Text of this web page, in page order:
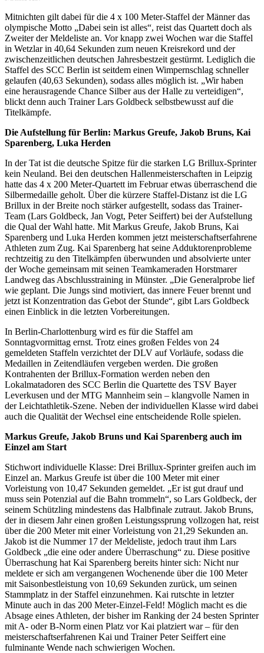
Mitnichten gilt dabei für die 4 x 100 Meter-Staffel der Männer das
olympische Motto „Dabei sein ist alles“, reist das Quartett doch als
Zweiter der Meldeliste an. Vor knapp zwei Wochen war die Staffel
in Wetzlar in 40,64 Sekunden zum neuen Kreisrekord und der
zwischenzeitlichen deutschen Jahresbestzeit gestürmt. Lediglich die
Staffel des SCC Berlin ist seitdem einen Wimpernschlag schneller
gelaufen (40,63 Sekunden), sodass alles möglich ist. „Wir haben
eine herausragende Chance Silber aus der Halle zu verteidigen“,
blickt denn auch Trainer Lars Goldbeck selbstbewusst auf die
Titelkämpfe.
Die Aufstellung für Berlin: Markus Greufe, Jakob Bruns, Kai
Sparenberg, Luka Herden
In der Tat ist die deutsche Spitze für die starken LG Brillux-Sprinter
kein Neuland. Bei den deutschen Hallenmeisterschaften in Leipzig
hatte das 4 x 200 Meter-Quartett im Februar etwas überraschend die
Silbermedaille geholt. Über die kürzere Staffel-Distanz ist die LG
Brillux in der Breite noch stärker aufgestellt, sodass das Trainer-
Team (Lars Goldbeck, Jan Vogt, Peter Seiffert) bei der Aufstellung
die Qual der Wahl hatte. Mit Markus Greufe, Jakob Bruns, Kai
Sparenberg und Luka Herden kommen jetzt meisterschaftserfahrene
Athleten zum Zug. Kai Sparenberg hat seine Adduktorenprobleme
rechtzeitig zu den Titelkämpfen überwunden und absolvierte unter
der Woche gemeinsam mit seinen Teamkameraden Horstmarer
Landweg das Abschlusstraining in Münster. „Die Generalprobe lief
wie geplant. Die Jungs sind motiviert, das innere Feuer brennt und
jetzt ist Konzentration das Gebot der Stunde“, gibt Lars Goldbeck
einen Einblick in die letzten Vorbereitungen.
In Berlin-Charlottenburg wird es für die Staffel am
Sonntagvormittag ernst. Trotz eines großen Feldes von 24
gemeldeten Staffeln verzichtet der DLV auf Vorläufe, sodass die
Medaillen in Zeitendläufen vergeben werden. Die großen
Kontrahenten der Brillux-Formation werden neben den
Lokalmatadoren des SCC Berlin die Quartette des TSV Bayer
Leverkusen und der MTG Mannheim sein – klangvolle Namen in
der Leichtathletik-Szene. Neben der individuellen Klasse wird dabei
auch die Qualität der Wechsel eine entscheidende Rolle spielen.
Markus Greufe, Jakob Bruns und Kai Sparenberg auch im
Einzel am Start
Stichwort individuelle Klasse: Drei Brillux-Sprinter greifen auch im
Einzel an. Markus Greufe ist über die 100 Meter mit einer
Vorleistung von 10,47 Sekunden gemeldet. „Er ist gut drauf und
muss sein Potenzial auf die Bahn trommeln“, so Lars Goldbeck, der
seinem Schützling mindestens das Halbfinale zutraut. Jakob Bruns,
der in diesem Jahr einen großen Leistungssprung vollzogen hat, reist
über die 200 Meter mit einer Vorleistung von 21,29 Sekunden an.
Jakob ist die Nummer 17 der Meldeliste, jedoch traut ihm Lars
Goldbeck „die eine oder andere Überraschung“ zu. Diese positive
Überraschung hat Kai Sparenberg bereits hinter sich: Nicht nur
meldete er sich am vergangenen Wochenende über die 100 Meter
mit Saisonbestleistung von 10,69 Sekunden zurück, um seinen
Stammplatz in der Staffel einzunehmen. Kai rutschte in letzter
Minute auch in das 200 Meter-Einzel-Feld! Möglich macht es die
Absage eines Athleten, der bisher im Ranking der 24 besten Sprinter
mit A- oder B-Norm einen Platz vor Kai platziert war – für den
meisterschaftserfahrenen Kai und Trainer Peter Seiffert eine
fulminante Wende nach schwierigen Wochen.